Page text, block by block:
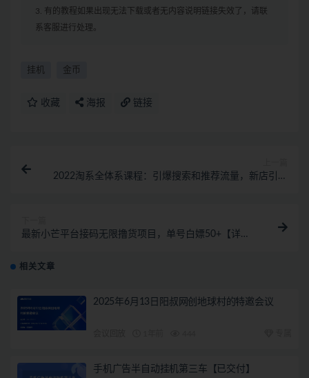
3. 有的教程如果出现无法下载或者无内容说明链接失效了，请联
系客服进行处理。
挂机 金币
收藏 海报 链接
2022淘系全体系课程：引爆搜索和推荐流量，新店引爆
最新小芒平台接码无限撸货项目，单号白嫖50+【详细
相关文章
2025年6月13日阳叔网创地球村的特邀会议
手机广告半自动挂机第三车【已交付】